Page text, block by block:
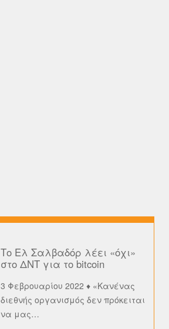
Το Ελ Σαλβαδόρ λέει «όχι»
στο ΔΝΤ για το bitcoin
3 Φεβρουαρίου 2022 ♦ «Κανένας
διεθνής οργανισμός δεν πρόκειται
να μας…